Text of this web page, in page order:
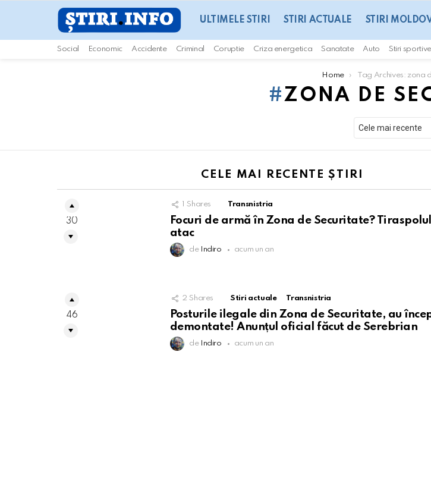
ULTIMELE STIRI STIRI ACTUALE STIRI
Social Economic Accidente Criminal Coruptie Criza energetica Sanatate Auto Stiri sportive
Home Tag Archives: zona
ZONA DE
CELE MAI RECENTE ȘTIRI
Shares Transnistria
Focuri de armă în Zona de Securitate?
atac
de Indiro acum un an
30
2 Shares Stiri actuale Transnistria
Posturile ilegale din Zona de Securitate, au
demontate! Anunțul oficial făcut de Serebrian
de Indiro acum un an
46